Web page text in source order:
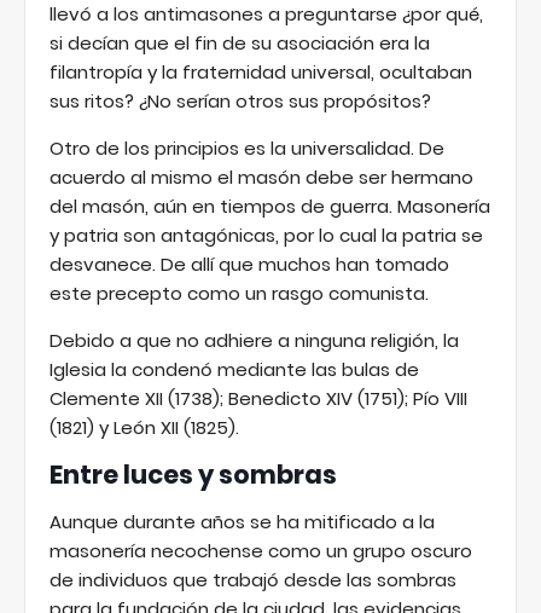
llevó a los antimasones a preguntarse ¿por qué,
si decían que el fin de su asociación era la
filantropía y la fraternidad universal, ocultaban
sus ritos? ¿No serían otros sus propósitos?
Otro de los principios es la universalidad. De
acuerdo al mismo el masón debe ser hermano
del masón, aún en tiempos de guerra. Masonería
y patria son antagónicas, por lo cual la patria se
desvanece. De allí que muchos han tomado
este precepto como un rasgo comunista.
Debido a que no adhiere a ninguna religión, la
Iglesia la condenó mediante las bulas de
Clemente XII (1738); Benedicto XIV (1751); Pío VIII
(1821) y León XII (1825).
Entre luces y sombras
Aunque durante años se ha mitificado a la
masonería necochense como un grupo oscuro
de individuos que trabajó desde las sombras